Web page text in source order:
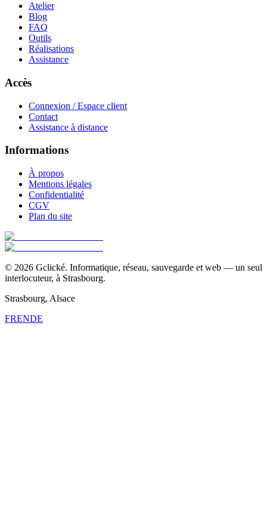
Atelier
Blog
FAQ
Outils
Réalisations
Assistance
Accès
Connexion / Espace client
Contact
Assistance à distance
Informations
À propos
Mentions légales
Confidentialité
CGV
Plan du site
© 2026 Gclické. Informatique, réseau, sauvegarde et web — un seul
interlocuteur, à Strasbourg.
Strasbourg, Alsace
FRENDE